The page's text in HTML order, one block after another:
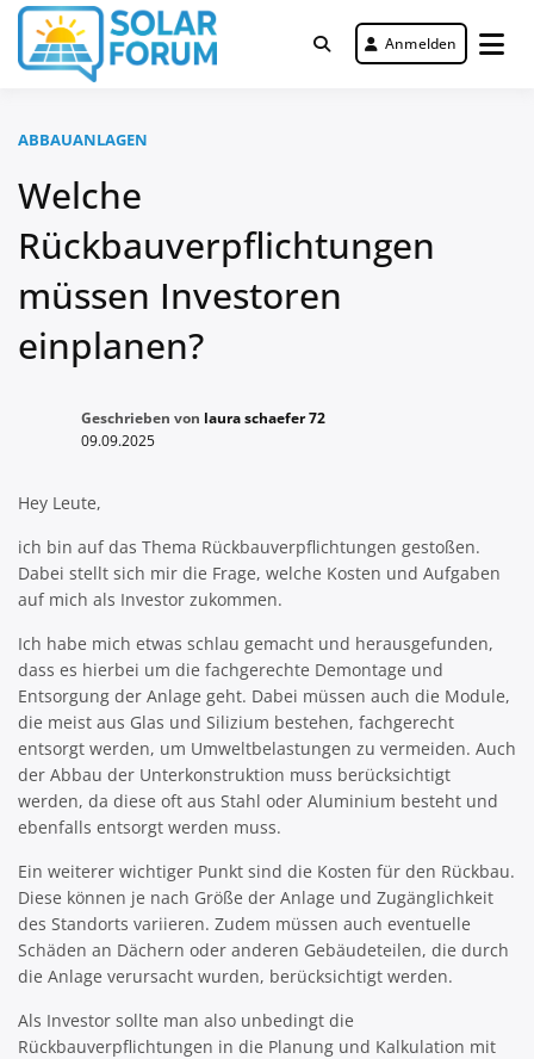
Zum
Inhalt
springen
Solar Forum
Deutschlandweit Nr. 1 Forum für
gewerbliche Solar Investments
Anmelden
ABBAUANLAGEN
Welche
Rückbauverpflichtungen
müssen Investoren
einplanen?
Geschrieben von laura schaefer 72
09.09.2025
Hey Leute,
ich bin auf das Thema Rückbauverpflichtungen gestoßen.
Dabei stellt sich mir die Frage, welche Kosten und Aufgaben
auf mich als Investor zukommen.
Ich habe mich etwas schlau gemacht und herausgefunden,
dass es hierbei um die fachgerechte Demontage und
Entsorgung der Anlage geht. Dabei müssen auch die Module,
die meist aus Glas und Silizium bestehen, fachgerecht
entsorgt werden, um Umweltbelastungen zu vermeiden. Auch
der Abbau der Unterkonstruktion muss berücksichtigt
werden, da diese oft aus Stahl oder Aluminium besteht und
ebenfalls entsorgt werden muss.
Ein weiterer wichtiger Punkt sind die Kosten für den Rückbau.
Diese können je nach Größe der Anlage und Zugänglichkeit
des Standorts variieren. Zudem müssen auch eventuelle
Schäden an Dächern oder anderen Gebäudeteilen, die durch
die Anlage verursacht wurden, berücksichtigt werden.
Als Investor sollte man also unbedingt die
Rückbauverpflichtungen in die Planung und Kalkulation mit